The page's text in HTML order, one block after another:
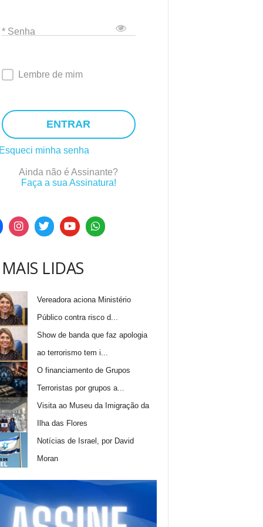
* Senha
Lembre de mim
ENTRAR
minha senha
Ainda não é Assinante?
Faça a sua Assinatura!
LIDAS
Vereadora aciona Ministério
Público contra risco d...
Show de banda que faz apologia
ao terrorismo tem i...
O financiamento de Grupos
Terroristas por grupos a...
Visita ao Museu da Imigração da
Ilha das Flores
Notícias de Israel, por David
Moran